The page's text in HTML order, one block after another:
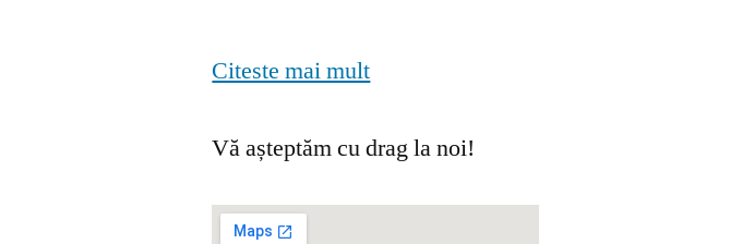
Citeste mai mult
Vă așteptăm cu drag la noi!